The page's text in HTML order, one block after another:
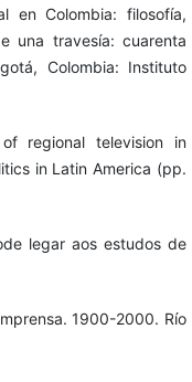
en Colombia: filosofía,
una travesía: cuarenta
Colombia: Instituto
regional television in
in Latin America (pp.
legar aos estudos de
1900-2000. Río